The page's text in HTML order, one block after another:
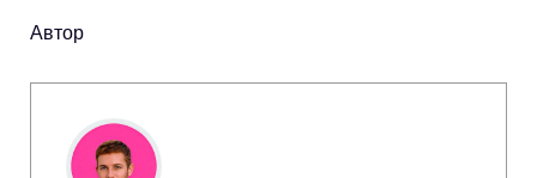
Автор